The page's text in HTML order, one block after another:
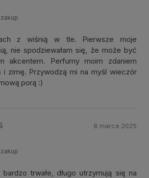
z wiśnią w tle. Pierwsze moje
nie spodziewałam się, że może być
akcentem. Perfumy moim zdaniem
i zimę. Przywodzą mi na myśl wieczór
porą :)
trwałe, długo utrzymują się na
8 marca 2025